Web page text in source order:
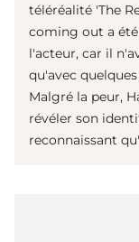
téléréalité 'The
coming out a
l'acteur, car il
qu'avec
Malgré la peur,
révéler son
reconnaissant